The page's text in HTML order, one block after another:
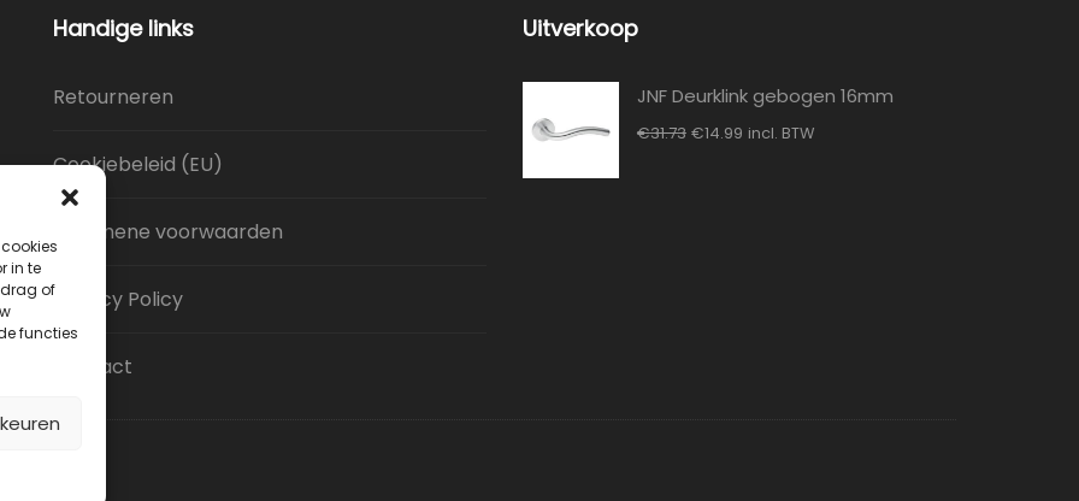
in te
of
functies
Handige links
Retourneren
Cookiebeleid (EU)
Algemene voorwaarden
Privacy Policy
Contact
Uitverkoop
JNF Deurklink gebogen 16mm
€31.73 Oorspronkelijke
€14.99Huidige
incl. BTW